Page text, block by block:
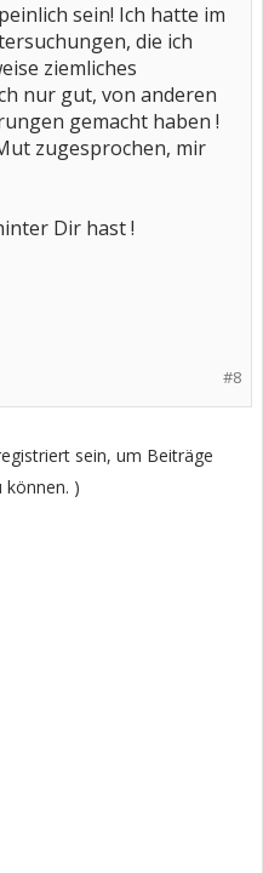
sein! Ich hatte im
die ich
ziemliches
nur gut, von anderen
gemacht haben !
zugesprochen, mir
Dir hast !
#8
sein, um Beiträge
können. )